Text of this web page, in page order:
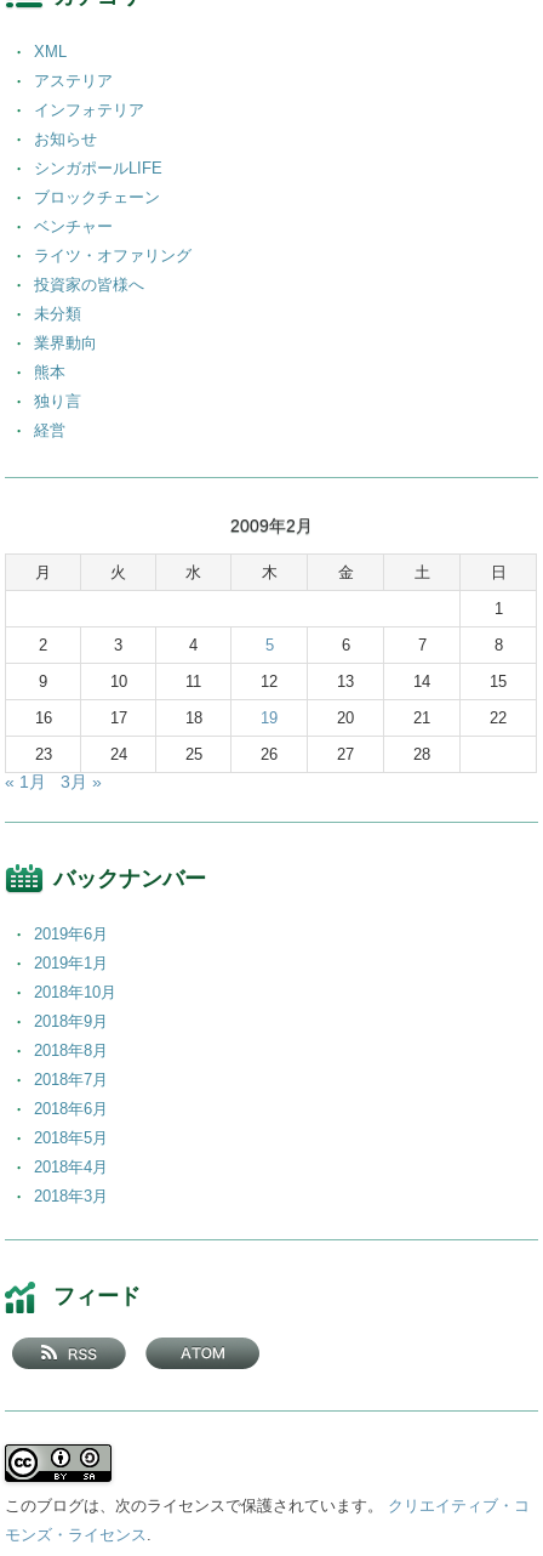
XML
アステリア
インフォテリア
お知らせ
シンガポールLIFE
ブロックチェーン
ベンチャー
ライツ・オファリング
投資家の皆様へ
未分類
業界動向
熊本
独り言
経営
2009年2月
月 火 水 木 金 土
日
1
2
3 4 5 6 7
8
9
10 11 12 13 14
15
16
17 18 19 20 21
22
23
24 25 26 27 28
« 1月 3月 »
バックナンバー
2019年6月
2019年1月
2018年10月
2018年9月
2018年8月
2018年7月
2018年6月
2018年5月
2018年4月
2018年3月
2017年12月
2017年11月
2017年10月
2017年9月
2017年6月
2017年5月
2017年4月
2017年3月
フィード
このブログは、次のライセンスで保護されています。 クリエイティブ・コ
モンズ・ライセンス